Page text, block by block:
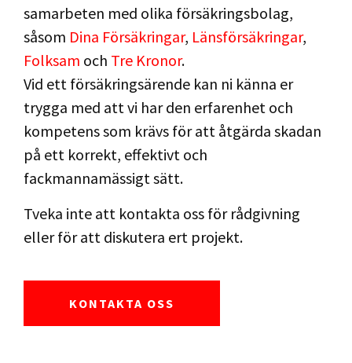
samarbeten med olika försäkringsbolag,
såsom Dina Försäkringar, Länsförsäkringar,
Folksam och Tre Kronor.
Vid ett försäkringsärende kan ni känna er
trygga med att vi har den erfarenhet och
kompetens som krävs för att åtgärda skadan
på ett korrekt, effektivt och
fackmannamässigt sätt.
Tveka inte att kontakta oss för rådgivning
eller för att diskutera ert projekt.
KONTAKTA OSS